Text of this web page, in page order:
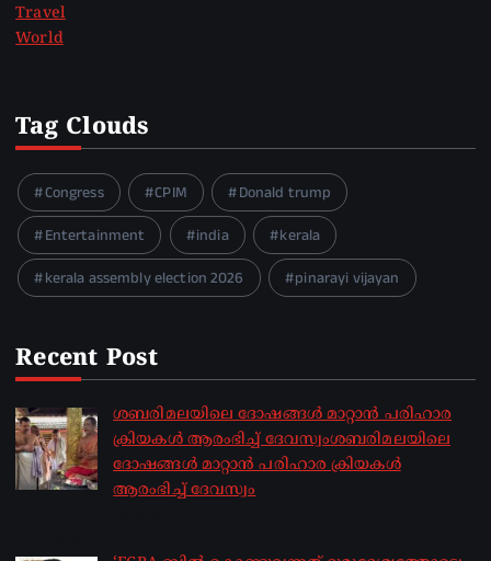
Travel
World
Tag Clouds
Congress CPIM
Donald trump
Entertainment
india
kerala
kerala assembly election 2026
pinarayi vijayan
Recent Post
ശബരിമലയിലെ ദോഷങ്ങൾ മാറ്റാൻ പരിഹാര
ക്രിയകൾ ആരംഭിച്ച് ദേവസ്വംശബരിമലയിലെ
ദോഷങ്ങൾ മാറ്റാൻ പരിഹാര ക്രിയകൾ
ആരംഭിച്ച് ദേവസ്വം